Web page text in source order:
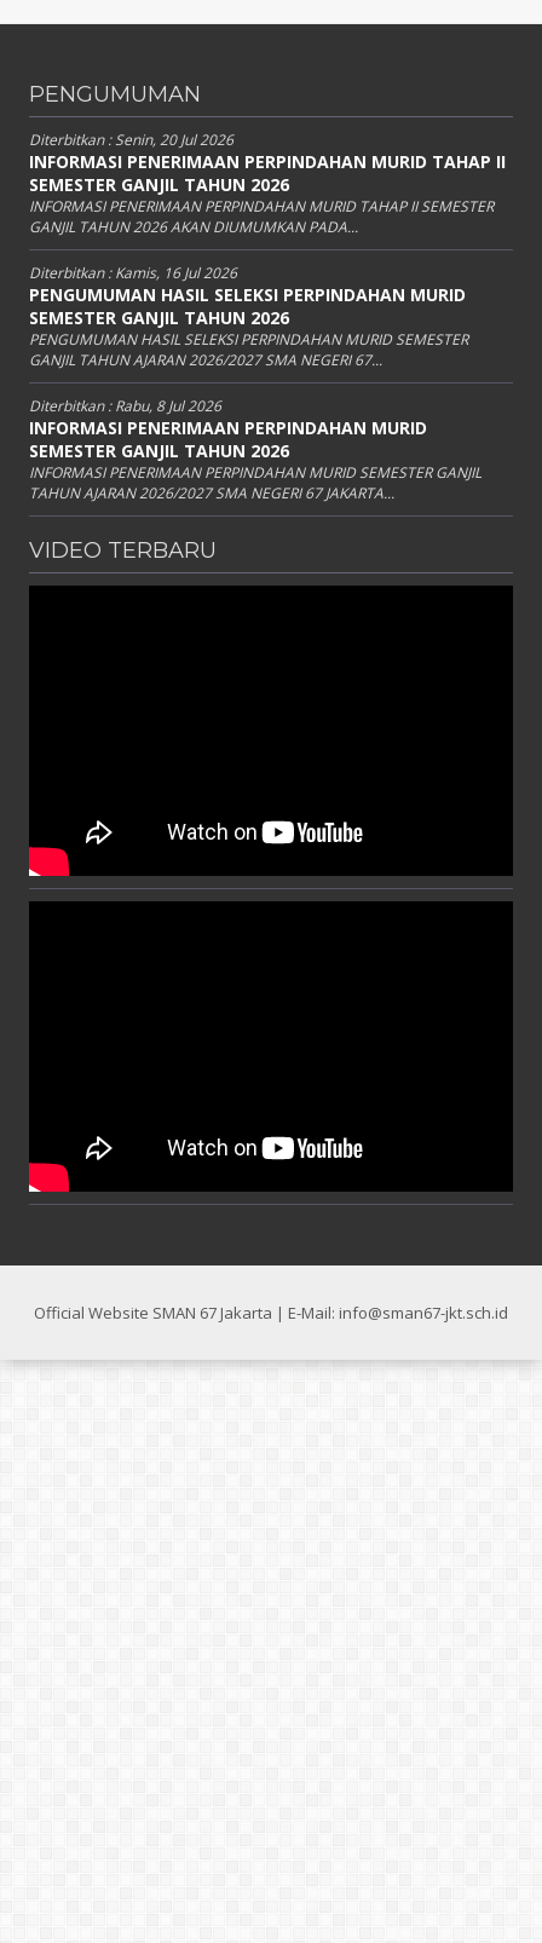
PENGUMUMAN
Diterbitkan :Senin, 20 Jul 2026
INFORMASI PENERIMAAN PERPINDAHAN MURID TAHAP II
SEMESTER GANJIL TAHUN 2026
INFORMASI PENERIMAAN PERPINDAHAN MURID TAHAP II SEMESTER
GANJIL TAHUN 2026 AKAN DIUMUMKAN PADA...
Diterbitkan :Kamis, 16 Jul 2026
PENGUMUMAN HASIL SELEKSI PERPINDAHAN MURID
SEMESTER GANJIL TAHUN 2026
PENGUMUMAN HASIL SELEKSI PERPINDAHAN MURID SEMESTER
GANJIL TAHUN AJARAN 2026/2027 SMA NEGERI 67...
Diterbitkan :Rabu, 8 Jul 2026
INFORMASI PENERIMAAN PERPINDAHAN MURID
SEMESTER GANJIL TAHUN 2026
INFORMASI PENERIMAAN PERPINDAHAN MURID SEMESTER GANJIL
TAHUN AJARAN 2026/2027 SMA NEGERI 67 JAKARTA...
VIDEO TERBARU
Official Website SMAN 67 Jakarta | E-Mail: info@sman67-jkt.sch.id